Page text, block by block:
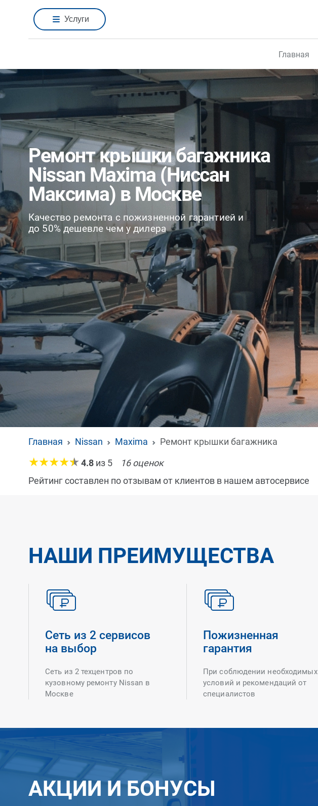
Услуги
Главная
Ремонт крышки багажника
Nissan Maxima (Ниссан
Максима) в Москве
Качество ремонта с пожизненной гарантией и
до 50% дешевле чем у дилера
Главная Nissan Maxima
Ремонт крышки багажника
4.8 из 5 16оценок
Рейтинг составлен по отзывам от клиентов в нашем автосервисе
НАШИ ПРЕИМУЩЕСТВА
Сеть из 2 сервисов
на выбор
Сеть из 2 техцентров по
кузовному ремонту Nissan в
Москве
Пожизненная
гарантия
При соблюдении необходимых
условий и рекомендаций от
специалистов
АКЦИИ И БОНУСЫ